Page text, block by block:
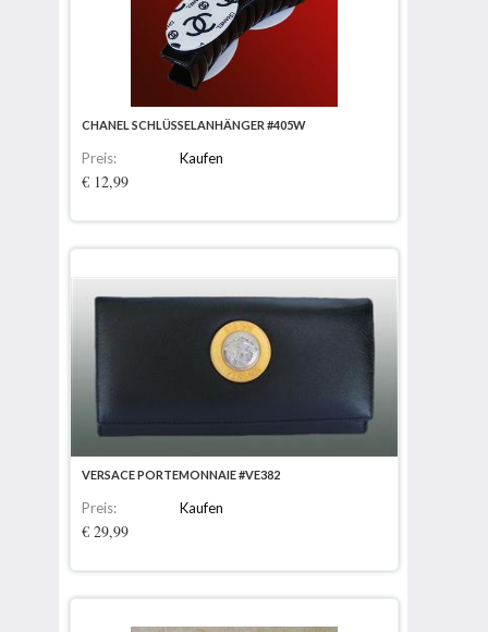
CHANEL SCHLÜSSELANHÄNGER #405W
Preis:
€ 12,99
Kaufen
VERSACE PORTEMONNAIE #VE382
Preis:
€ 29,99
Kaufen